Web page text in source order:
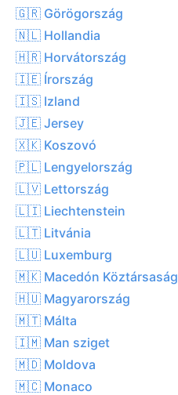
🇬🇷 Görögország
🇳🇱 Hollandia
🇭🇷 Horvátország
🇮🇪 Írország
🇮🇸 Izland
🇯🇪 Jersey
🇽🇰 Koszovó
🇵🇱 Lengyelország
🇱🇻 Lettország
🇱🇮 Liechtenstein
🇱🇹 Litvánia
🇱🇺 Luxemburg
🇲🇰 Macedón Köztársaság
🇭🇺 Magyarország
🇲🇹 Málta
🇮🇲 Man sziget
🇲🇩 Moldova
🇲🇨 Monaco